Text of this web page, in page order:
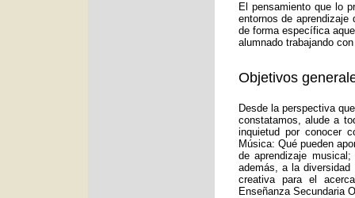
El pensamiento que lo
entornos de aprendizaje
de forma específica
alumnado trabajando
Objetivos
Desde la perspectiva
constatamos, alude a
inquietud por conocer
Música: Qué pueden
de aprendizaje
además, a la
creativa para el
Enseñanza Secundaria